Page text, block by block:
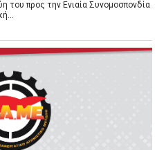
του προς την Ενιαία Συνομοσπονδία